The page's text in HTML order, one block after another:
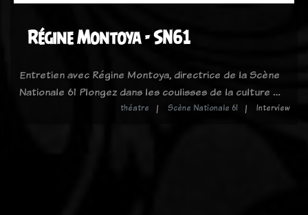
Régine Montoya - SN61
Entretien avec Régine Montoya, directrice de la Scène
Nationale 61 Plongez dans les coulisses de la culture …
théatre Scène Nationale 61 Interview